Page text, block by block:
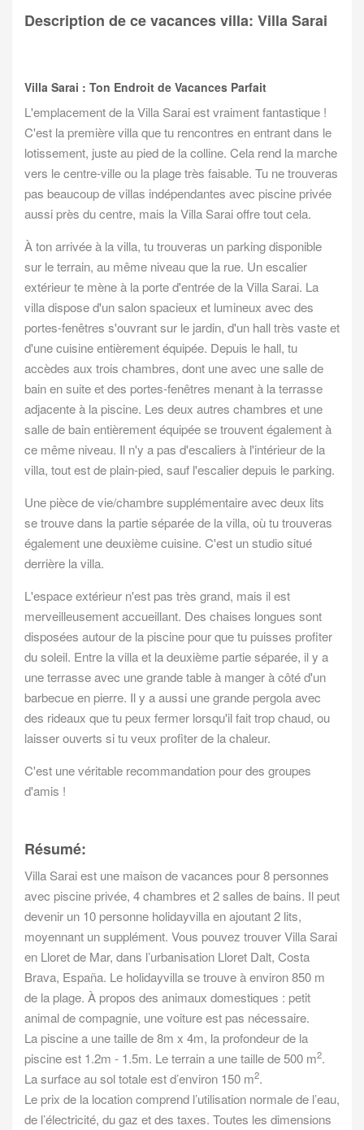
Description de ce vacances villa: Villa Sarai
Villa Sarai : Ton Endroit de Vacances Parfait
L'emplacement de la Villa Sarai est vraiment fantastique !
C'est la première villa que tu rencontres en entrant dans le
lotissement, juste au pied de la colline. Cela rend la marche
vers le centre-ville ou la plage très faisable. Tu ne trouveras
pas beaucoup de villas indépendantes avec piscine privée
aussi près du centre, mais la Villa Sarai offre tout cela.
À ton arrivée à la villa, tu trouveras un parking disponible
sur le terrain, au même niveau que la rue. Un escalier
extérieur te mène à la porte d'entrée de la Villa Sarai. La
villa dispose d'un salon spacieux et lumineux avec des
portes-fenêtres s'ouvrant sur le jardin, d'un hall très vaste et
d'une cuisine entièrement équipée. Depuis le hall, tu
accèdes aux trois chambres, dont une avec une salle de
bain en suite et des portes-fenêtres menant à la terrasse
adjacente à la piscine. Les deux autres chambres et une
salle de bain entièrement équipée se trouvent également à
ce même niveau. Il n'y a pas d'escaliers à l'intérieur de la
villa, tout est de plain-pied, sauf l'escalier depuis le parking.
Une pièce de vie/chambre supplémentaire avec deux lits
se trouve dans la partie séparée de la villa, où tu trouveras
également une deuxième cuisine. C'est un studio situé
derrière la villa.
L'espace extérieur n'est pas très grand, mais il est
merveilleusement accueillant. Des chaises longues sont
disposées autour de la piscine pour que tu puisses profiter
du soleil. Entre la villa et la deuxième partie séparée, il y a
une terrasse avec une grande table à manger à côté d'un
barbecue en pierre. Il y a aussi une grande pergola avec
des rideaux que tu peux fermer lorsqu'il fait trop chaud, ou
laisser ouverts si tu veux profiter de la chaleur.
C'est une véritable recommandation pour des groupes
d'amis !
Résumé:
Villa Sarai est une maison de vacances pour 8 personnes
avec piscine privée, 4 chambres et 2 salles de bains. Il peut
devenir un 10 personne holidayvilla en ajoutant 2 lits,
moyennant un supplément. Vous pouvez trouver Villa Sarai
en Lloret de Mar, dans l’urbanisation Lloret Dalt, Costa
Brava, España. Le holidayvilla se trouve à environ 850 m
de la plage. À propos des animaux domestiques : petit
animal de compagnie, une voiture est pas nécessaire.
La piscine a une taille de 8m x 4m, la profondeur de la
piscine est 1.2m - 1.5m. Le terrain a une taille de 500 m2.
La surface au sol totale est d’environ 150 m2.
Le prix de la location comprend l’utilisation normale de l’eau,
de l’électricité, du gaz et des taxes. Toutes les dimensions